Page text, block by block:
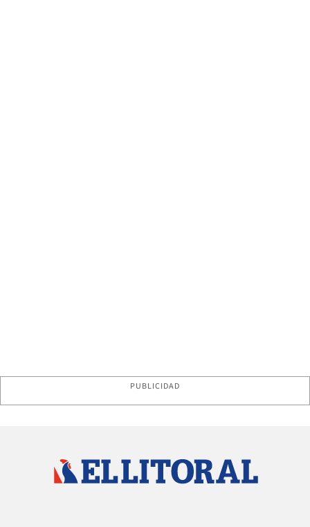
PUBLICIDAD